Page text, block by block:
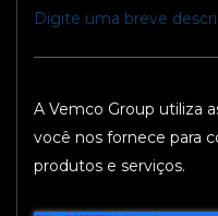
A Vemco Group utiliza
você nos fornece para
produtos e serviços.